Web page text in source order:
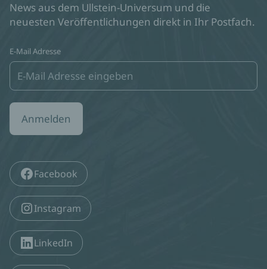
News aus dem Ullstein-Universum und die
neuesten Veröffentlichungen direkt in Ihr Postfach.
E-Mail Adresse
Anmelden
Facebook
Instagram
LinkedIn